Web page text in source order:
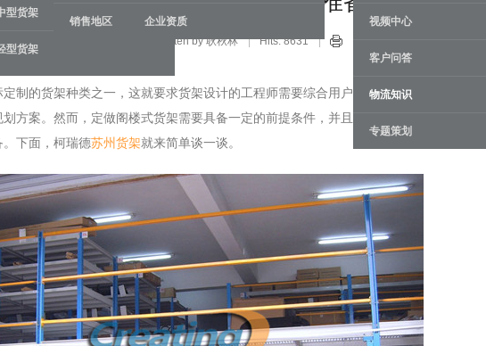
型货架
型货架
车间设备
棒系统
销售地区 企业资质 视频中心
客户问答
物流知识
专题策划
Written by 耿秋林 Hits: 8631
的货架种类之一，这就要求货架设计的工程师需要综合用户的多方面要求，选择合
方案。然而，定做阁楼式货架需要具备一定的前提条件，并且客户定做阁楼式货架之
下面，柯瑞德苏州货架就来简单谈一谈。